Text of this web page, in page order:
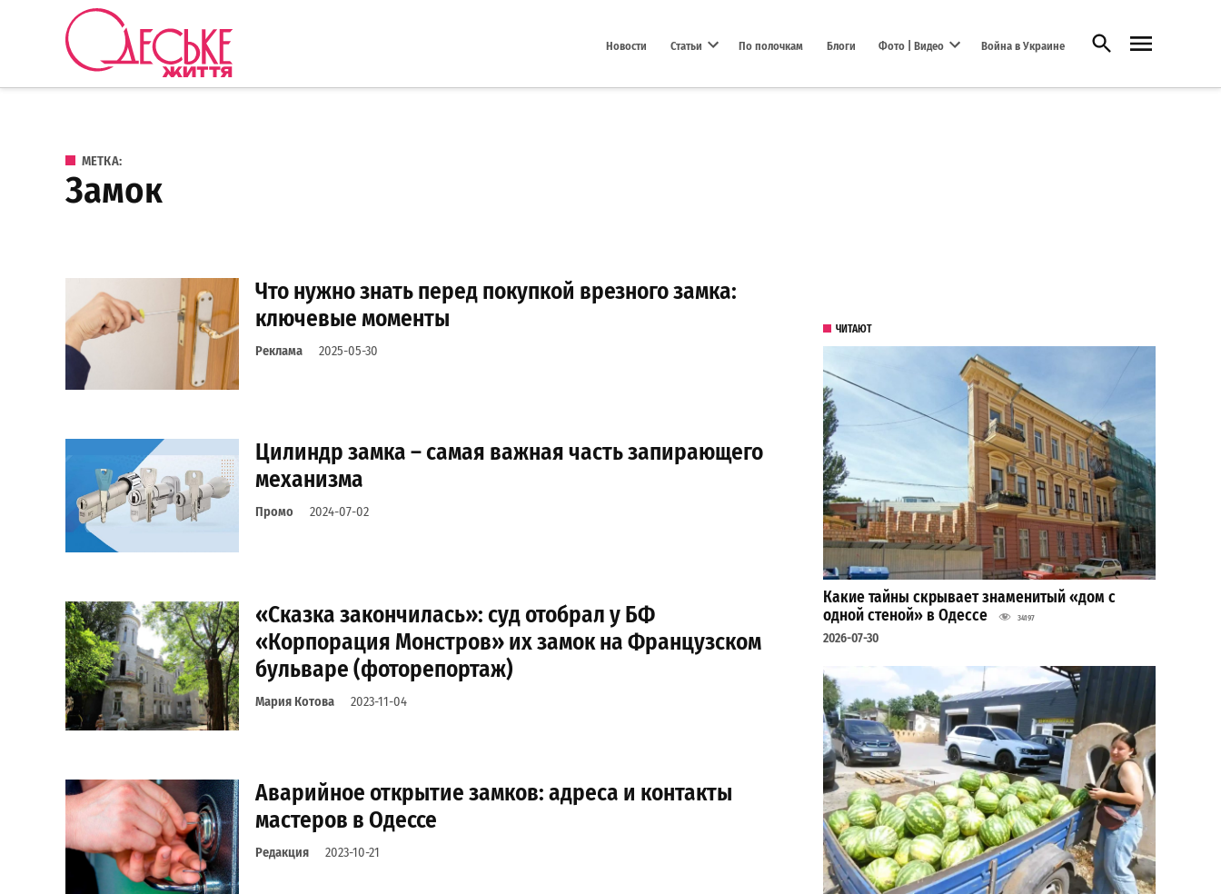
Перейти к содержанию
Новости Статьи По полочкам Блоги Фото | Видео Война в Украине Открыть поиск
МЕТКА:
замок
Что нужно знать перед покупкой врезного замка:
ключевые моменты
Реклама 2025-05-30
Цилиндр замка – самая важная часть запирающего
механизма
Промо 2024-07-02
«Сказка закончилась»: суд отобрал у БФ
«Корпорация Монстров» их замок на Французском
бульваре (фоторепортаж)
Мария Котова 2023-11-04
Аварийное открытие замков: адреса и контакты
мастеров в Одессе
Редакция 2023-10-21
ЧИТАЮТ
Какие тайны скрывает знаменитый «дом с
одной стеной» в Одессе
34197
2026-07-30